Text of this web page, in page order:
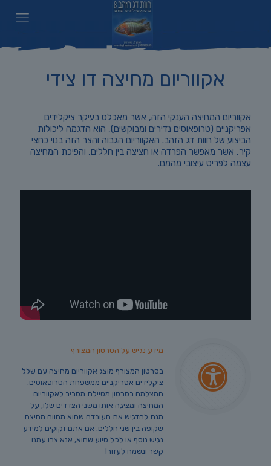
אקווריום מחיצה דו צידי
אקווריום המחיצה הענקי הזה, אשר מאכלס בעיקר ציקלידים
אפריקניים (טרופאוסים נדירים ומבוקשים), הוא הדגמה ליכולות
הביצוע של חוות דג הזהב. האקווריום הגבוה והצר הזה בנוי כחצי
קיר, אשר מאפשר הפרדה או חציצה בין חללים, והפיכת המחיצה
עצמה לפריט עיצובי מהמם.
מידע נגיש על הסרטון המצורף
בסרטון המצורף מוצג אקווריום מחיצה עם שלל
ציקלידים אפריקניים ממשפחת הטרופאוסים.
המצלמה בסרטון מטיילת מסביב לאקווריום
המחיצה ומציגה אותו משני הצדדים שלו, על
מנת להדגיש את העובדה שהוא מהווה מחיצה
שקופה בין שני חללים. אם אתם זקוקים למידע
נגיש נוסף או לכל סיוע שהוא, אנא צרו עמנו
קשר ונשמח לעזור!